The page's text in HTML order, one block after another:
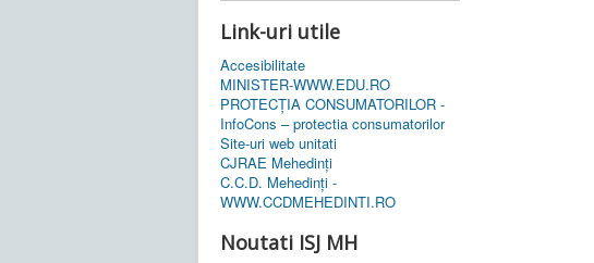
Link-uri utile
Accesibilitate
MINISTER-WWW.EDU.RO
PROTECȚIA CONSUMATORILOR -
InfoCons – protectia consumatorilor
Site-uri web unitati
CJRAE Mehedinți
C.C.D. Mehedinţi -
WWW.CCDMEHEDINTI.RO
Noutati ISJ MH